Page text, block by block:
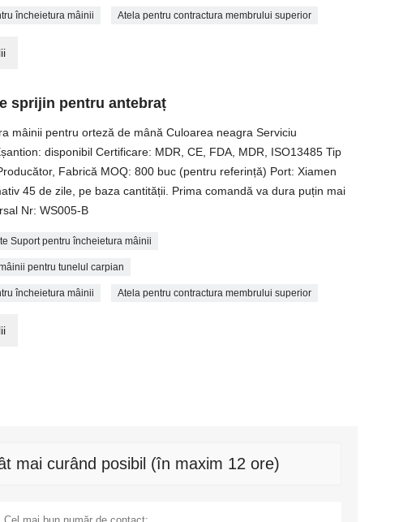
încheietura mâinii Atela pentru contractura membrului superior
sprijin pentru antebraț
mâinii pentru orteză de mână Culoarea neagra Serviciu
disponibil Certificare: MDR, CE, FDA, MDR, ISO13485 Tip
Fabrică MOQ: 800 buc (pentru referință) Port: Xiamen
45 de zile, pe baza cantității. Prima comandă va dura puțin mai
Nr: WS005-B
Suport pentru încheietura mâinii
pentru tunelul carpian
încheietura mâinii Atela pentru contractura membrului superior
mai curând posibil (în maxim 12 ore)